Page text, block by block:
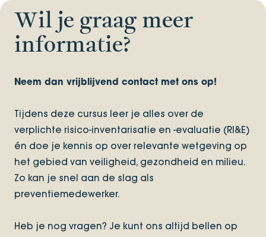
Wil je graag meer
informatie?
Neem dan vrijblijvend contact met ons op!
Tijdens deze cursus leer je alles over de
verplichte risico-inventarisatie en -evaluatie (RI&E)
én doe je kennis op over relevante wetgeving op
het gebied van veiligheid, gezondheid en milieu.
Zo kan je snel aan de slag als
preventiemedewerker.
Heb je nog vragen? Je kunt ons altijd bellen op